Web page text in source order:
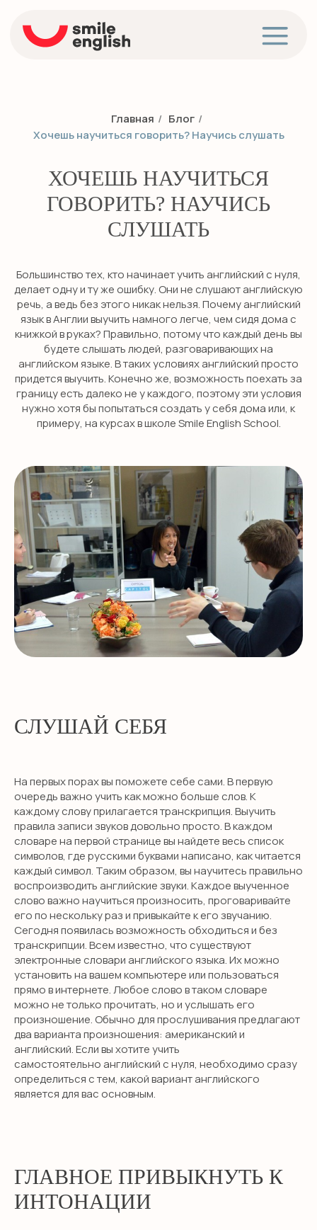
Главная / Блог /
Хочешь научиться говорить? Научись слушать
ХОЧЕШЬ НАУЧИТЬСЯ
ГОВОРИТЬ? НАУЧИСЬ
СЛУШАТЬ
Большинство тех, кто начинает учить английский с нуля,
делает одну и ту же ошибку. Они не слушают английскую
речь, а ведь без этого никак нельзя. Почему английский
язык в Англии выучить намного легче, чем сидя дома с
книжкой в руках? Правильно, потому что каждый день вы
будете слышать людей, разговаривающих на
английском языке. В таких условиях английский просто
придется выучить. Конечно же, возможность поехать за
границу есть далеко не у каждого, поэтому эти условия
нужно хотя бы попытаться создать у себя дома или, к
примеру, на курсах в школе Smile English School.
СЛУШАЙ СЕБЯ
На первых порах вы поможете себе сами. В первую
очередь важно учить как можно больше слов. К
каждому слову прилагается транскрипция. Выучить
правила записи звуков довольно просто. В каждом
словаре на первой странице вы найдете весь список
символов, где русскими буквами написано, как читается
каждый символ. Таким образом, вы научитесь правильно
воспроизводить английские звуки. Каждое выученное
слово важно научиться произносить, проговаривайте
его по нескольку раз и привыкайте к его звучанию.
Сегодня появилась возможность обходиться и без
транскрипции. Всем известно, что существуют
электронные словари английского языка. Их можно
установить на вашем компьютере или пользоваться
прямо в интернете. Любое слово в таком словаре
можно не только прочитать, но и услышать его
произношение. Обычно для прослушивания предлагают
два варианта произношения: американский и
английский. Если вы хотите учить
самостоятельно английский с нуля, необходимо сразу
определиться с тем, какой вариант английского
является для вас основным.
ГЛАВНОЕ ПРИВЫКНУТЬ К
ИНТОНАЦИИ